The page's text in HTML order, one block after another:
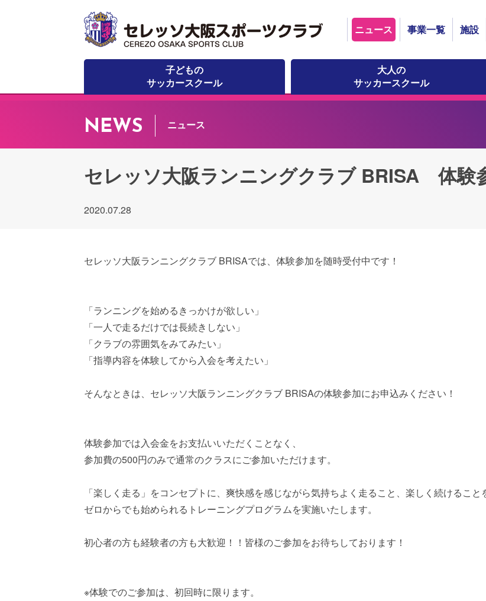
ニュース 事業一覧 施設
子どもの
サッカースクール
大人の
サッカースクール
NEWS ニュース
セレッソ大阪ランニングクラブ BRISA 体験
2020.07.28
セレッソ大阪ランニングクラブ BRISAでは、体験参加を随時受付中です！
「ランニングを始めるきっかけが欲しい」
「一人で走るだけでは長続きしない」
「クラブの雰囲気をみてみたい」
「指導内容を体験してから入会を考えたい」
そんなときは、セレッソ大阪ランニングクラブ BRISAの体験参加にお申込みください！
体験参加では入会金をお支払いいただくことなく、
参加費の500円のみで通常のクラスにご参加いただけます。
「楽しく走る」をコンセプトに、爽快感を感じながら気持ちよく走ること、楽しく続けること
ゼロからでも始められるトレーニングプログラムを実施いたします。
初心者の方も経験者の方も大歓迎！！皆様のご参加をお待ちしております！
※体験でのご参加は、初回時に限ります。